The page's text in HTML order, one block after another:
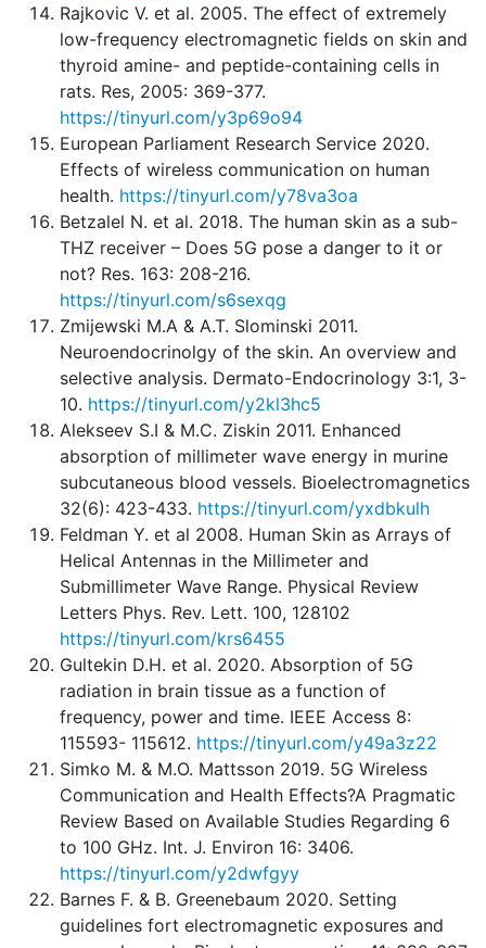
Rajkovic V. et al. 2005. The effect of extremely
low-frequency electromagnetic fields on skin and
thyroid amine- and peptide-containing cells in
rats. Res, 2005: 369-377.
https://tinyurl.com/y3p69o94
European Parliament Research Service 2020.
Effects of wireless communication on human
health. https://tinyurl.com/y78va3oa
Betzalel N. et al. 2018. The human skin as a sub-
THZ receiver – Does 5G pose a danger to it or
not? Res. 163: 208-216.
https://tinyurl.com/s6sexqg
Zmijewski M.A & A.T. Slominski 2011.
Neuroendocrinolgy of the skin. An overview and
selective analysis. Dermato-Endocrinology 3:1, 3-
10. https://tinyurl.com/y2kl3hc5
Alekseev S.I & M.C. Ziskin 2011. Enhanced
absorption of millimeter wave energy in murine
subcutaneous blood vessels. Bioelectromagnetics
32(6): 423-433. https://tinyurl.com/yxdbkulh
Feldman Y. et al 2008. Human Skin as Arrays of
Helical Antennas in the Millimeter and
Submillimeter Wave Range. Physical Review
Letters Phys. Rev. Lett. 100, 128102
https://tinyurl.com/krs6455
Gultekin D.H. et al. 2020. Absorption of 5G
radiation in brain tissue as a function of
frequency, power and time. IEEE Access 8:
115593- 115612. https://tinyurl.com/y49a3z22
Simko M. & M.O. Mattsson 2019. 5G Wireless
Communication and Health Effects?A Pragmatic
Review Based on Available Studies Regarding 6
to 100 GHz. Int. J. Environ 16: 3406.
https://tinyurl.com/y2dwfgyy
Barnes F. & B. Greenebaum 2020. Setting
guidelines fort electromagnetic exposures and